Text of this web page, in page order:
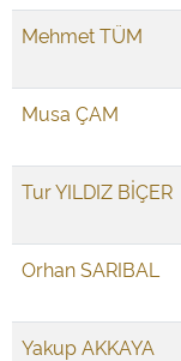
Mehmet TÜM
Musa ÇAM
Tur YILDIZ BİÇER
Orhan SARIBAL
Yakup AKKAYA